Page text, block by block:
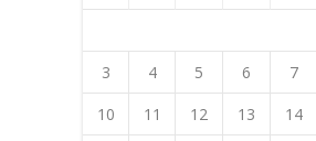
3
4 5 6 7
10
11 12 13 14